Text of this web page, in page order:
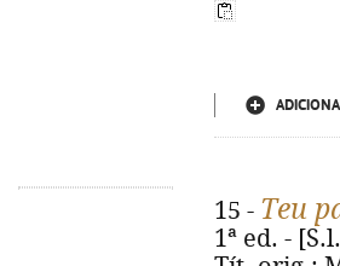
15 - Teu
1ª ed. -